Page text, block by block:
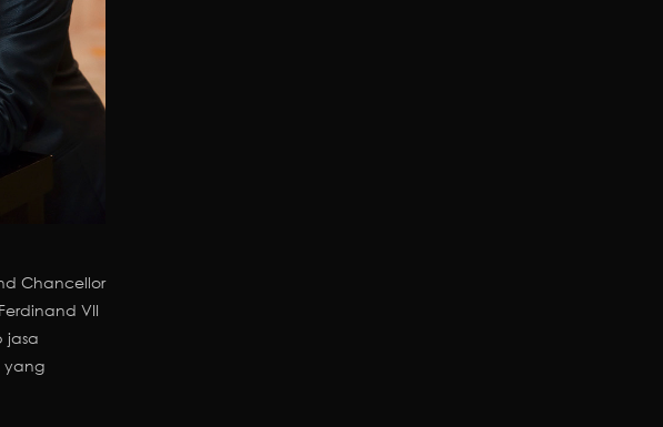
Chancellor
VII
jasa
yang